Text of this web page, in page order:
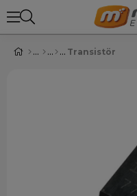
Transistör